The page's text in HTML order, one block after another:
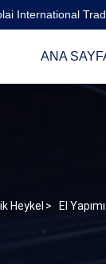
International
ANA
Heykel > El